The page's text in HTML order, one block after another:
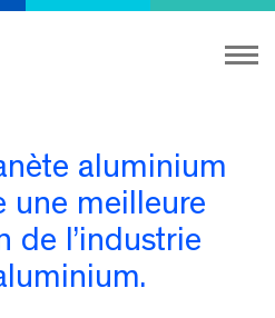
aluminium
une meilleure
de l’industrie